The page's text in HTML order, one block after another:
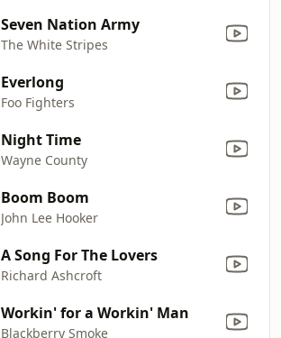
Seven Nation Army
The White Stripes
Everlong
Foo Fighters
Night Time
Wayne County
Boom Boom
John Lee Hooker
A Song For The Lovers
Richard Ashcroft
Workin' for a Workin' Man
Blackberry Smoke